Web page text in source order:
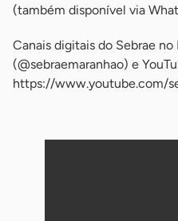
(também disponível via
Canais digitais do Sebrae no
(@sebraemaranhao) e
https://www.youtube.com/